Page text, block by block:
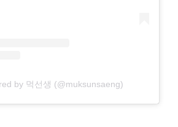
by 먹선생 (@muksunsaeng)